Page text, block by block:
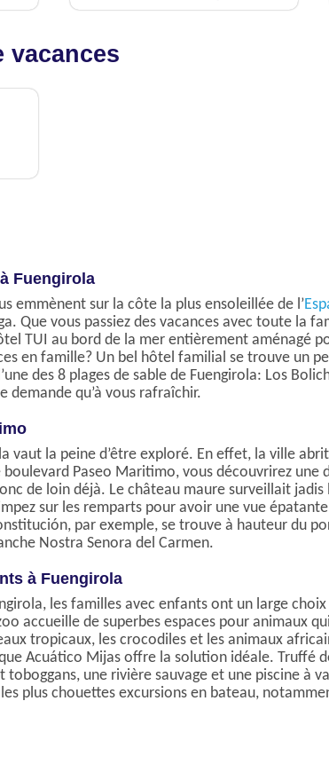
vacances
Fuengirola
emmènent sur la côte la plus ensoleillée de l’
Que vous passiez des vacances avec toute la
TUI au bord de la mer entièrement aménagé
en famille? Un bel hôtel familial se trouve un
des 8 plages de sable de Fuengirola: Los
demande qu’à vous rafraîchir.
vaut la peine d’être exploré. En effet, la ville
boulevard Paseo Maritimo, vous découvrirez
de loin déjà. Le château maure surveillait
sur les remparts pour avoir une vue
par exemple, se trouve à hauteur du
Nostra Senora del Carmen.
à Fuengirola
les familles avec enfants ont un large
accueille de superbes espaces pour animaux
tropicaux, les crocodiles et les animaux
Acuático Mijas offre la solution idéale.
toboggans, une rivière sauvage et une piscine
plus chouettes excursions en bateau,